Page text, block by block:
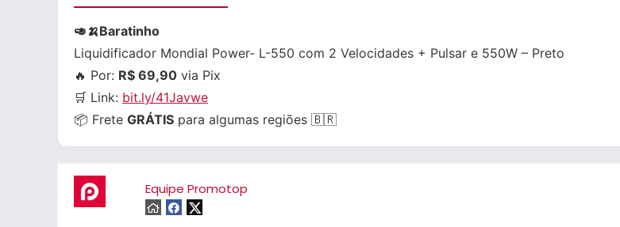
🥑🍌Baratinho
Liquidificador Mondial Power- L-550 com 2 Velocidades + Pulsar e 550W – Preto
🔥 Por: R$ 69,90 via Pix
🛒 Link: bit.ly/41Javwe
📦 Frete GRÁTIS para algumas regiões 🇧🇷
Equipe Promotop